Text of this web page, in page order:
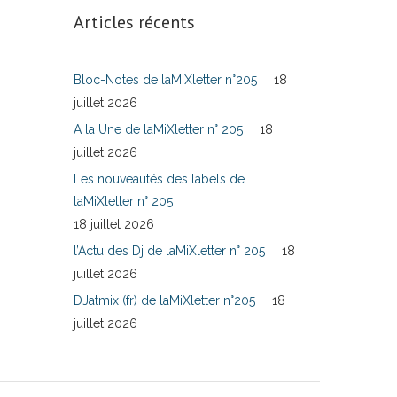
Articles récents
Bloc-Notes de laMiXletter n°205
18
juillet 2026
A la Une de laMiXletter n° 205
18
juillet 2026
Les nouveautés des labels de
laMiXletter n° 205
18 juillet 2026
l’Actu des Dj de laMiXletter n° 205
18
juillet 2026
DJatmix (fr) de laMiXletter n°205
18
juillet 2026